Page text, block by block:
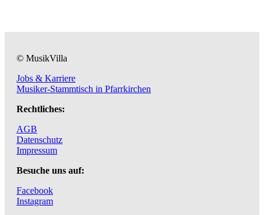
© MusikVilla
Jobs & Karriere
Musiker-Stammtisch in Pfarrkirchen
Rechtliches:
AGB
Datenschutz
Impressum
Besuche uns auf:
Facebook
Instagram